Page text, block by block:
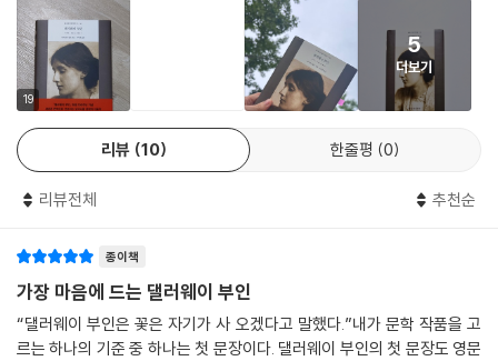
세계 대전에 참전했다가 귀국한 용사가 외상후 스트레스로 어려움을 겪기
도 한다. 작품 전반에 울려 퍼지는 빅 벤의 종소리는 누구도 거스를 수 없는
시간의 흐름을 상기시키며, 존재의 유한함과 삶의 무상함을 끊임없이 환기
한다.
저자가 이 작품에서 보다 정밀하게 들여다보는 것은 이러한 외적인 억압
아래에 숨어 있는, 좀 더 은밀하고 체계적인 방식으로 삶을 위협하고 파괴
급 체제 등 다양한 사회 시스템은 모두 인간답고 자유로운 삶의 가장 근본
적인 영역을 침해한다. 이러한 사회 체제는 죽음처럼 보편적이고 불가항력
적인 것이 아니라, 특권층의 안정과 번영을 보장하는 방식으로 작동한다는
점에서 더욱 가혹하게 다가온다.
19
5
더보기
리뷰 10 한줄평 0
리뷰전체 추천순
종이책
가장 마음에 드는 댈러웨이 부인
“댈러웨이 부인은 꽃은 자기가 사 오겠다고 말했다.”내가 문학 작품을 고
르는 하나의 기준 중 하나는 첫 문장이다. 댈러웨이 부인의 첫 문장도 영문